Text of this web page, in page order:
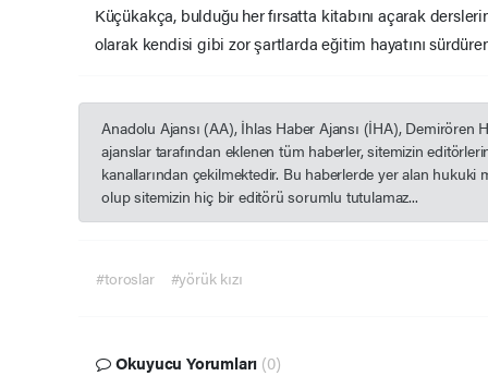
Küçükakça, bulduğu her fırsatta kitabını açarak
olarak kendisi gibi zor şartlarda eğitim hayatını
Anadolu Ajansı (AA), İhlas Haber Ajansı (İHA), Demirören
ajanslar tarafından eklenen tüm haberler, sitemizin
kanallarından çekilmektedir. Bu haberlerde yer alan hukuki
olup sitemizin hiç bir editörü sorumlu tutulamaz...
#toroslar #yörük kızı
Okuyucu Yorumları (0)